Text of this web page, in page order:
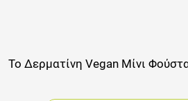
Το Δερματίνη Vegan Μίνι